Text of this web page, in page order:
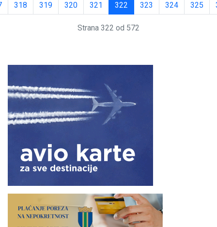
318 319 320 321 322 323 324 325
Strana 322 od 572